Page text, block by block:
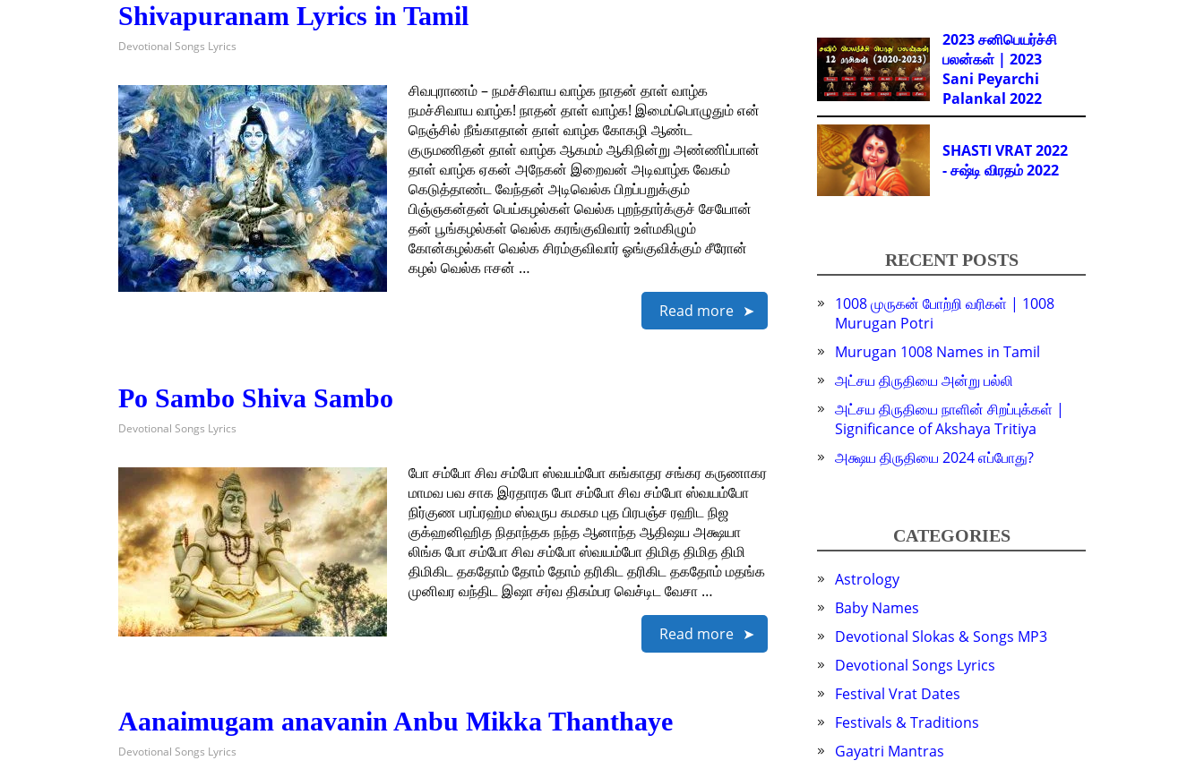
Shivapuranam Lyrics in Tamil
Devotional Songs Lyrics
சிவபுராணம் – நமச்சிவாய வாழ்க நாதன் தாள் வாழ்க
நமச்சிவாய வாழ்க! நாதன் தாள் வாழ்க! இமைப்பொழுதும் என்
நெஞ்சில் நீங்காதான் தாள் வாழ்க கோகழி ஆண்ட
குருமணிதன் தாள் வாழ்க ஆகமம் ஆகிநின்று அண்ணிப்பான்
தாள் வாழ்க ஏகன் அநேகன் இறைவன் அடிவாழ்க வேகம்
கெடுத்தாண்ட வேந்தன் அடிவெல்க பிறப்பறுக்கும்
பிஞ்ஞகன்தன் பெய்கழல்கள் வெல்க புறந்தார்க்குச் சேயோன்
தன் பூங்கழல்கள் வெல்க கரங்குவிவார் உள்மகிழும்
கோன்கழல்கள் வெல்க சிரம்குவிவார் ஓங்குவிக்கும் சீரோன்
கழல் வெல்க ஈசன் …
Read more
Po Sambo Shiva Sambo
Devotional Songs Lyrics
போ சம்போ சிவ சம்போ ஸ்வயம்போ கங்காதர சங்கர கருணாகர
மாமவ பவ சாக இரதாரக போ சம்போ சிவ சம்போ ஸ்வயம்போ
நிர்குண பரப்ரஹ்ம ஸ்வருப கமகம புத பிரபஞ்ச ரஹிட நிஜ
குக்ஹனிஹித நிதாந்தக நந்த ஆனாந்த ஆதிஷய அக்ஷயா
லிங்க போ சம்போ சிவ சம்போ ஸ்வயம்போ திமித திமித திமி
திமிகிட தகதோம் தோம் தோம் தரிகிட தரிகிட தகதோம் மதங்க
முனிவர வந்திட இஷா சர்வ திகம்பர வெச்டிட வேசா …
Read more
Aanaimugam anavanin Anbu Mikka Thanthaye
Devotional Songs Lyrics
2023 சனிபெயர்ச்சி
பலன்கள் | 2023
Sani Peyarchi
Palankal 2022
SHASTI VRAT 2022
- சஷ்டி விரதம் 2022
RECENT POSTS
1008 முருகன் போற்றி வரிகள் | 1008
Murugan Potri
Murugan 1008 Names in Tamil
அட்சய திருதியை அன்று பல்லி
அட்சய திருதியை நாளின் சிறப்புக்கள் |
Significance of Akshaya Tritiya
அக்ஷய திருதியை 2024 எப்போது?
CATEGORIES
Astrology
Baby Names
Devotional Slokas & Songs MP3
Devotional Songs Lyrics
Festival Vrat Dates
Festivals & Traditions
Gayatri Mantras